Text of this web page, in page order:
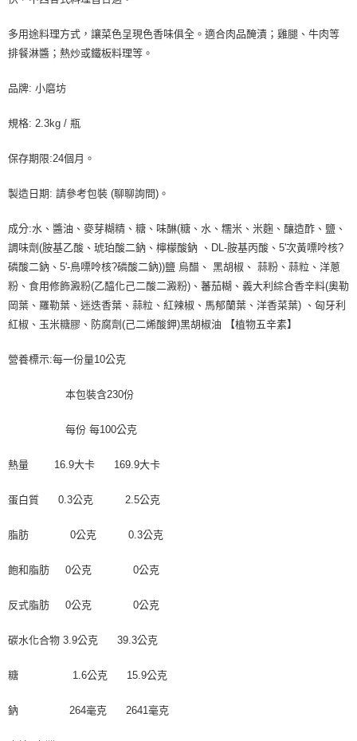
【「AFTEE先享後付」結帳流程】
結帳頁面，進行簡訊認證並確認金額後，即可完成結帳。
２．訂單成立數日內，您將收到繳費通知簡訊。
※ 請注意：結帳手續完成當下不需立刻繳費，但若您需要取消訂單，請聯絡
後付繳納相關費用。
是否繳費成功／繳費後需取消欲退款等相關疑問，請聯繫「AFTEE先享後付
客戶支援中心」
【注意事項】
易，需依本服務之必要範圍內提供個人資料，並將交易相關給付款項請求債
２．關於個人資料處理事宜，請瀏覽以下網址：
https://aftee.tw/terms/#terms3
３．未成年的使用者請事先徵得法定代理人或監護人之同意方可使用
「AFTEE先享後付」，若未經同意申辦者引起之損失，本公司不負相關責
任。
４．使用「AFTEE先享後付」時，將依據個別帳號之用戶狀況，依本公司即
請求用戶進行身份認證。
５．嚴禁一人註冊多個帳號或使用他人資訊註冊。若發現惡意使用之情形，
kg
每筆NT$90，滿NT$990(含以上)免運費
付款後全家取貨-重量限制含紙箱10kg，請控制商品重量在9~
每筆NT$90，滿NT$990(含以上)免運費
7-11取貨付款-重量限制含紙箱10kg，請控制商品重量在9~9.5
付款後7-11取貨-重量限制含紙箱10kg，請控制商品重量在9~
宅配-新竹物流
每筆NT$150，滿NT$2,000(含以上)免運費
離島客戶-中華郵政
多用途料理方式，讓菜色呈現色香味俱全。適合肉品醃漬；雞腿、牛肉等
排餐淋醬；熱炒或鐵板料理等。
品牌: 小磨坊
規格: 2.3kg / 瓶
保存期限:24個月。
製造日期: 請參考包裝 (聊聊詢問)。
成分:水、醬油、麥芽糊精、糖、味醂(糖、水、糯米、米麴、釀造酢、鹽、
調味劑(胺基乙酸、琥珀酸二鈉、檸檬酸鈉 、DL-胺基丙酸、5'次黃嘌呤核?
磷酸二鈉、5'-鳥嘌呤核?磷酸二鈉))鹽 烏醋、 黑胡椒、 蒜粉、蒜粒、洋蔥
粉、食用修飾澱粉(乙醯化己二酸二澱粉)、蕃茄糊、義大利綜合香辛料(奧勒
岡葉、羅勒葉、迷迭香葉、蒜粒、紅辣椒、馬郁蘭葉、洋香菜葉) 、匈牙利
紅椒、玉米糖膠、防腐劑(己二烯酸鉀)黑胡椒油 【植物五辛素】
營養標示:每一份量10公克
本包裝含230份
每份 每100公克
熱量 16.9大卡 169.9大卡
蛋白質 0.3公克 2.5公克
脂肪 0公克 0.3公克
飽和脂肪 0公克 0公克
反式脂肪 0公克 0公克
碳水化合物 3.9公克 39.3公克
糖 1.6公克 15.9公克
鈉 264毫克 2641毫克